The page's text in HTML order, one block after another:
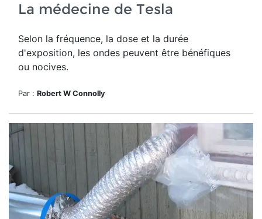
La médecine de Tesla
Selon la fréquence, la dose et la durée
d'exposition, les ondes peuvent être bénéfiques
ou nocives.
Par : Robert W Connolly